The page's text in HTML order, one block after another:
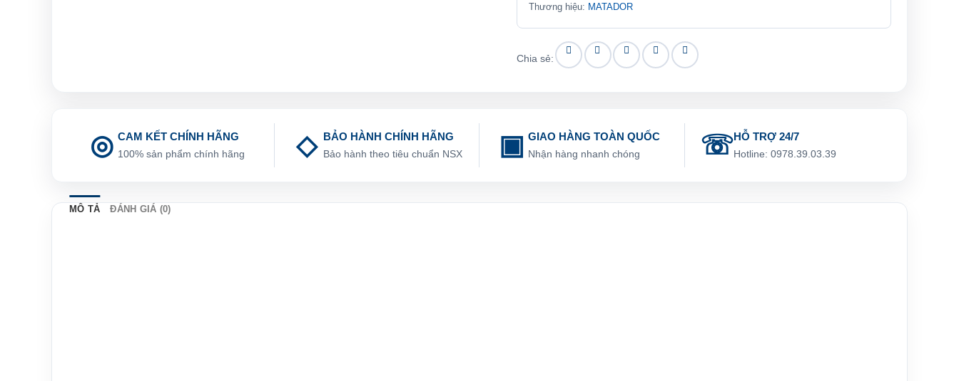
Thương hiệu: MATADOR
Chia sẻ:
CAM KẾT CHÍNH HÃNG
100% sản phẩm chính hãng
BẢO HÀNH CHÍNH HÃNG
Bảo hành theo tiêu chuẩn NSX
GIAO HÀNG TOÀN QUỐC
Nhận hàng nhanh chóng
HỖ TRỢ 24/7
Hotline: 0978.39.03.39
MÔ TẢ ĐÁNH GIÁ (0)